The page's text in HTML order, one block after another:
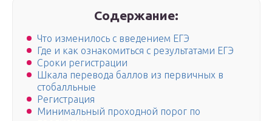
Содержание:
Что изменилось с введением ЕГЭ
Где и как ознакомиться с результатами ЕГЭ
Сроки регистрации
Шкала перевода баллов из первичных в
стобалльные
Регистрация
Минимальный проходной порог по